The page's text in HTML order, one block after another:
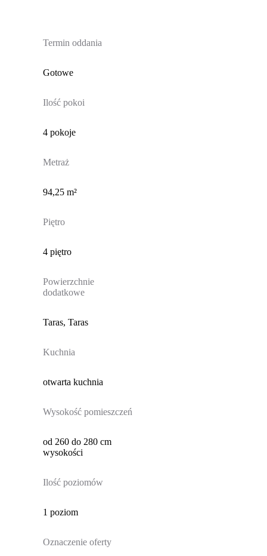
Termin oddania
Gotowe
Ilość pokoi
4 pokoje
Metraż
94,25 m²
Piętro
4 piętro
Powierzchnie
dodatkowe
Taras, Taras
Kuchnia
otwarta kuchnia
Wysokość pomieszczeń
od 260 do 280 cm
wysokości
Ilość poziomów
1 poziom
Oznaczenie oferty